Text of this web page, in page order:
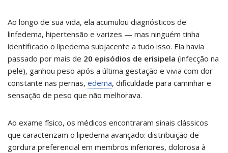
Ao longo de sua vida, ela acumulou diagnósticos de
linfedema, hipertensão e varizes — mas ninguém tinha
identificado o lipedema subjacente a tudo isso. Ela havia
passado por mais de 20 episódios de erisipela (infecção na
pele), ganhou peso após a última gestação e vivia com dor
constante nas pernas, edema, dificuldade para caminhar e
sensação de peso que não melhorava.
Ao exame físico, os médicos encontraram sinais clássicos
que caracterizam o lipedema avançado: distribuição de
gordura preferencial em membros inferiores, dolorosa à